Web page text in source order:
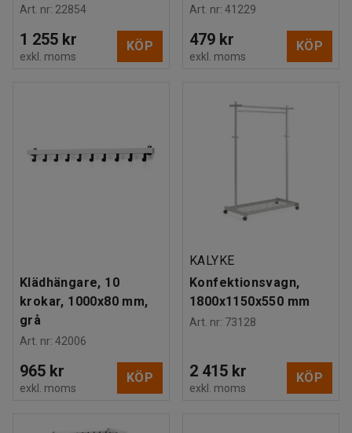
Art. nr: 22854
1 255 kr
exkl. moms
KÖP
Art. nr: 41229
479 kr
exkl. moms
KÖP
Klädhängare, 10
krokar, 1000x80 mm,
grå
Art. nr: 42006
965 kr
exkl. moms
KÖP
KALYKE
Konfektionsvagn,
1800x1150x550 mm
Art. nr: 73128
2 415 kr
exkl. moms
KÖP